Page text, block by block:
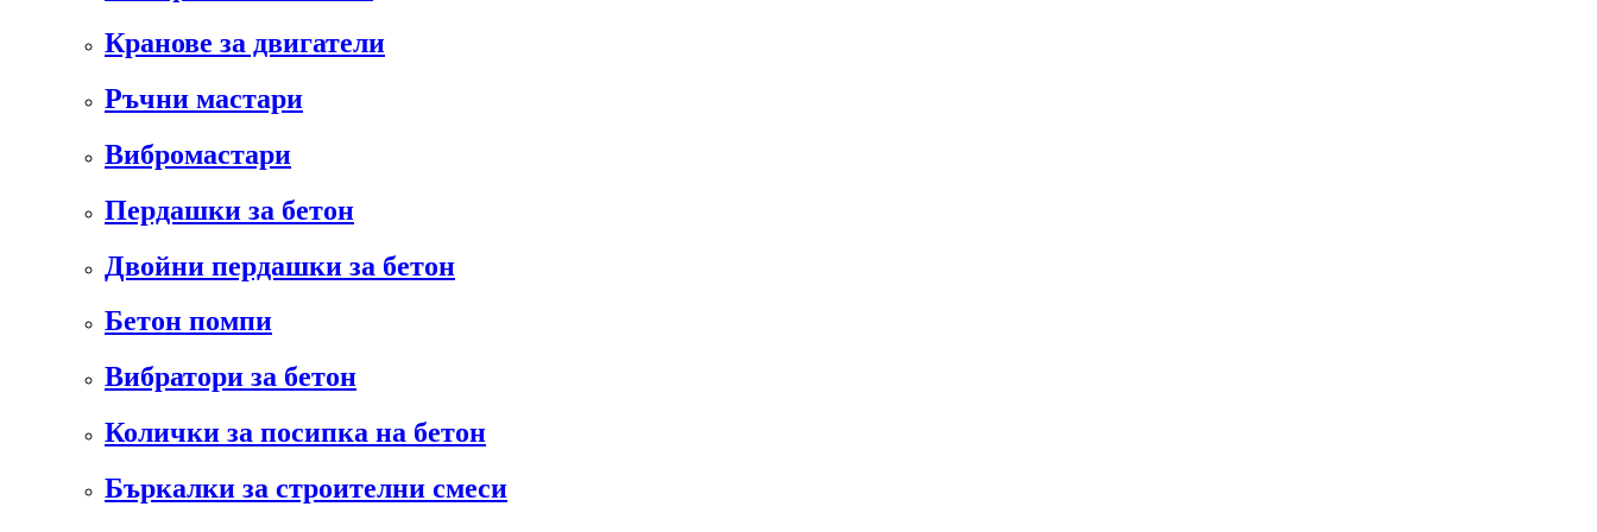
Кранове за двигатели
Ръчни мастари
Вибромастари
Пердашки за бетон
Двойни пердашки за бетон
Бетон помпи
Вибратори за бетон
Колички за посипка на бетон
Бъркалки за строителни смеси